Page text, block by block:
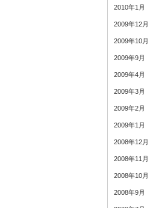
2010年1月
2009年12月
2009年10月
2009年9月
2009年4月
2009年3月
2009年2月
2009年1月
2008年12月
2008年11月
2008年10月
2008年9月